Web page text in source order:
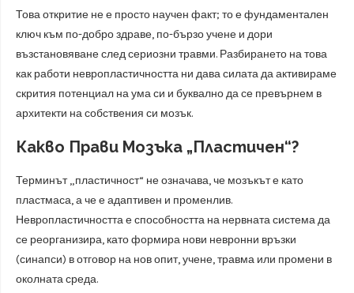
Това откритие не е просто научен факт; то е фундаментален
ключ към по-добро здраве, по-бързо учене и дори
възстановяване след сериозни травми. Разбирането на това
как работи невропластичността ни дава силата да активираме
скрития потенциал на ума си и буквално да се превърнем в
архитекти на собствения си мозък.
Какво Прави Мозъка „Пластичен“?
Терминът „пластичност“ не означава, че мозъкът е като
пластмаса, а че е адаптивен и променлив.
Невропластичността е способността на нервната система да
се реорганизира, като формира нови невронни връзки
(синапси) в отговор на нов опит, учене, травма или промени в
околната среда.